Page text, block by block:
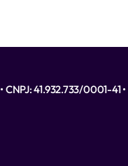
CNPJ: 41.932.733/0001-41